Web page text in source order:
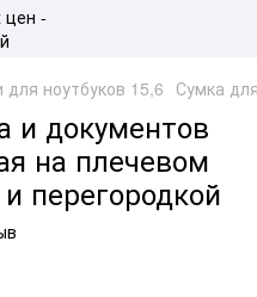
для ноутбуков 15,6 Сумка
и документов
на плечевом
перегородкой